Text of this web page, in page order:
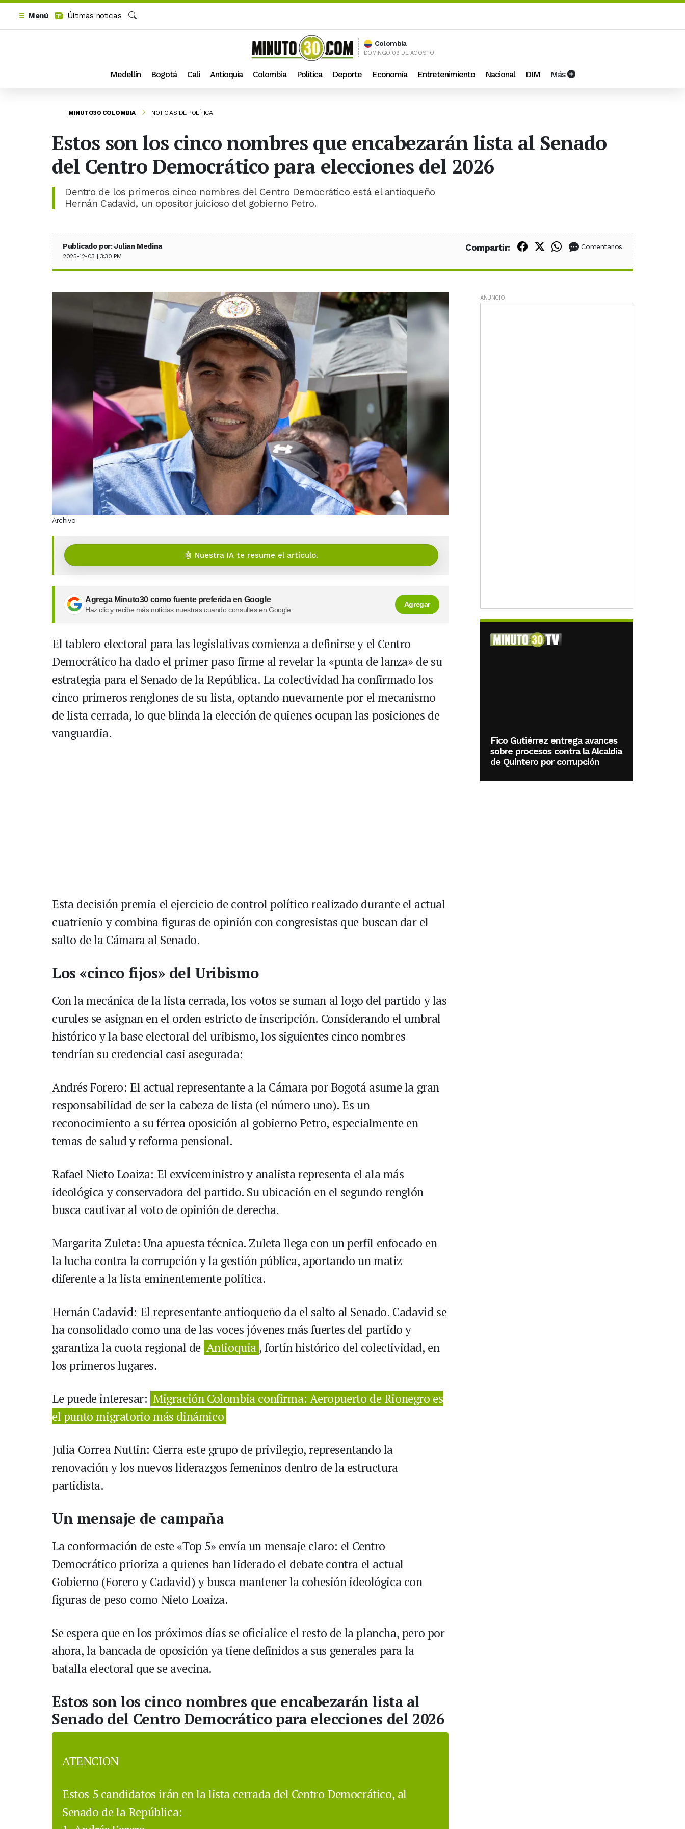
Menú
Últimas noticias
Buscar
Colombia
DOMINGO 09 DE AGOSTO
Medellín Bogotá Cali Antioquia Colombia Política Deporte Economía Entretenimiento Nacional DIM Más
MINUTO30 COLOMBIA NOTICIAS DE POLÍTICA
Estos son los cinco nombres que encabezarán lista al Senado
del Centro Democrático para elecciones del 2026
Dentro de los primeros cinco nombres del Centro Democrático está el antioqueño
Hernán Cadavid, un opositor juicioso del gobierno Petro.
Publicado por: Julian Medina
2025-12-03 | 3:30 PM
Compartir: Compartir en Facebook
Compartir en X (Twitter)
Compartir en WhatsApp
Comentarios
Archivo
🤖 Nuestra IA te resume el artículo.
Agrega Minuto30 como fuente preferida en Google
Haz clic y recibe más noticias nuestras cuando consultes en Google.
Agregar
El tablero electoral para las legislativas comienza a definirse y el Centro
Democrático ha dado el primer paso firme al revelar la «punta de lanza» de su
estrategia para el Senado de la República. La colectividad ha confirmado los
cinco primeros renglones de su lista, optando nuevamente por el mecanismo
de lista cerrada, lo que blinda la elección de quienes ocupan las posiciones de
vanguardia.
Esta decisión premia el ejercicio de control político realizado durante el actual
cuatrienio y combina figuras de opinión con congresistas que buscan dar el
salto de la Cámara al Senado.
Los «cinco fijos» del Uribismo
Con la mecánica de la lista cerrada, los votos se suman al logo del partido y las
curules se asignan en el orden estricto de inscripción. Considerando el umbral
histórico y la base electoral del uribismo, los siguientes cinco nombres
tendrían su credencial casi asegurada:
Andrés Forero: El actual representante a la Cámara por Bogotá asume la gran
responsabilidad de ser la cabeza de lista (el número uno). Es un
reconocimiento a su férrea oposición al gobierno Petro, especialmente en
temas de salud y reforma pensional.
Rafael Nieto Loaiza: El exviceministro y analista representa el ala más
ideológica y conservadora del partido. Su ubicación en el segundo renglón
busca cautivar al voto de opinión de derecha.
Margarita Zuleta: Una apuesta técnica. Zuleta llega con un perfil enfocado en
la lucha contra la corrupción y la gestión pública, aportando un matiz
diferente a la lista eminentemente política.
Hernán Cadavid: El representante antioqueño da el salto al Senado. Cadavid se
ha consolidado como una de las voces jóvenes más fuertes del partido y
garantiza la cuota regional de Antioquia, fortín histórico del colectividad, en
los primeros lugares.
Le puede interesar: Migración Colombia confirma: Aeropuerto de Rionegro es
el punto migratorio más dinámico
Julia Correa Nuttin: Cierra este grupo de privilegio, representando la
renovación y los nuevos liderazgos femeninos dentro de la estructura
partidista.
Un mensaje de campaña
La conformación de este «Top 5» envía un mensaje claro: el Centro
Democrático prioriza a quienes han liderado el debate contra el actual
Gobierno (Forero y Cadavid) y busca mantener la cohesión ideológica con
figuras de peso como Nieto Loaiza.
Se espera que en los próximos días se oficialice el resto de la plancha, pero por
ahora, la bancada de oposición ya tiene definidos a sus generales para la
batalla electoral que se avecina.
Estos son los cinco nombres que encabezarán lista al
Senado del Centro Democrático para elecciones del 2026
ATENCION
Estos 5 candidatos irán en la lista cerrada del Centro Democrático, al
Senado de la República:
ANUNCIO
Fico Gutiérrez entrega avances
sobre procesos contra la Alcaldía
de Quintero por corrupción